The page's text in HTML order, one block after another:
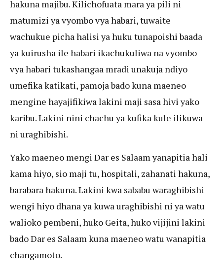
hakuna majibu. Kilichofuata mara ya pili ni
matumizi ya vyombo vya habari, tuwaite
wachukue picha halisi ya huku tunapoishi baada
ya kuirusha ile habari ikachukuliwa na vyombo
vya habari tukashangaa mradi unakuja ndiyo
umefika katikati, pamoja bado kuna maeneo
mengine hayajifikiwa lakini maji sasa hivi yako
karibu. Lakini nini chachu ya kufika kule ilikuwa
ni uraghibishi.
Yako maeneo mengi Dar es Salaam yanapitia hali
kama hiyo, sio maji tu, hospitali, zahanati hakuna,
barabara hakuna. Lakini kwa sababu waraghibishi
wengi hiyo dhana ya kuwa uraghibishi ni ya watu
walioko pembeni, huko Geita, huko vijijini lakini
bado Dar es Salaam kuna maeneo watu wanapitia
changamoto.